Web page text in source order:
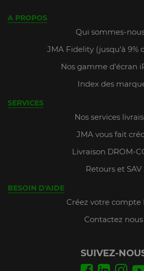
A PROPOS
Qui sommes-
JMA Fidelity (jusqu'à 9%
Nos gamme d'écran
Index des
SERVICES
Nos services
JMA vous fait
Livraison DROM-
Retours et SAV
BESOIN D'AIDE
Créez votre compte
Contactez nous
SUIVEZ-